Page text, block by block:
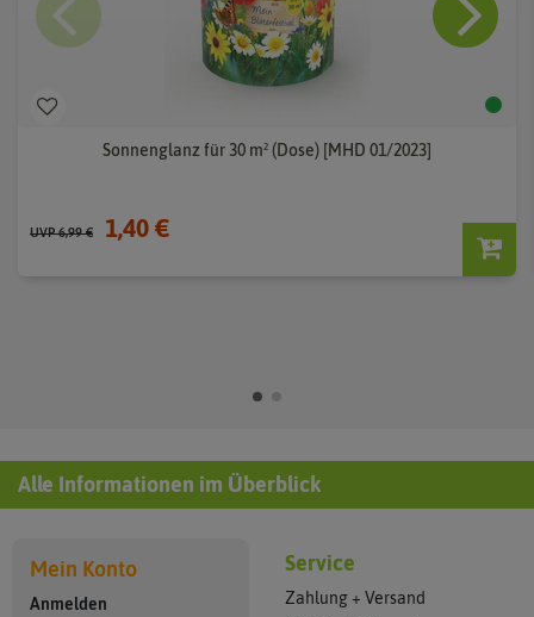
Sonnenglanz für 30 m² (Dose) [MHD 01/2023]
UVP 6,99 € 1,40 €
Alle Informationen im Überblick
Mein Konto
Anmelden
Service
Zahlung + Versand